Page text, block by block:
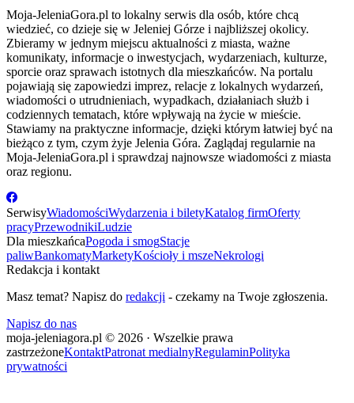
Moja-JeleniaGora.pl to lokalny serwis dla osób, które chcą
wiedzieć, co dzieje się w Jeleniej Górze i najbliższej okolicy.
Zbieramy w jednym miejscu aktualności z miasta, ważne
komunikaty, informacje o inwestycjach, wydarzeniach, kulturze,
sporcie oraz sprawach istotnych dla mieszkańców. Na portalu
pojawiają się zapowiedzi imprez, relacje z lokalnych wydarzeń,
wiadomości o utrudnieniach, wypadkach, działaniach służb i
codziennych tematach, które wpływają na życie w mieście.
Stawiamy na praktyczne informacje, dzięki którym łatwiej być na
bieżąco z tym, czym żyje Jelenia Góra. Zaglądaj regularnie na
Moja-JeleniaGora.pl i sprawdzaj najnowsze wiadomości z miasta
oraz regionu.
SerwisyWiadomościWydarzenia i biletyKatalog firmOferty
pracyPrzewodnikiLudzie
Dla mieszkańcaPogoda i smogStacje
paliwBankomatyMarketyKościoły i mszeNekrologi
Redakcja i kontakt
Masz temat? Napisz do redakcji - czekamy na Twoje zgłoszenia.
Napisz do nas
moja-jeleniagora.pl © 2026 · Wszelkie prawa
zastrzeżoneKontaktPatronat medialnyRegulaminPolityka
prywatności